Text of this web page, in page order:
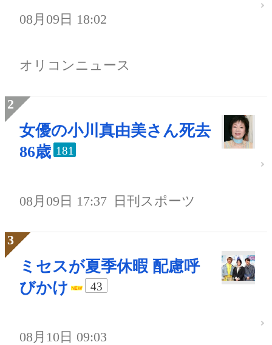
08月09日 18:02
オリコンニュース
女優の小川真由美さん死去
86歳 181
08月09日 17:37 日刊スポーツ
ミセスが夏季休暇 配慮呼
びかけ
43
08月10日 09:03